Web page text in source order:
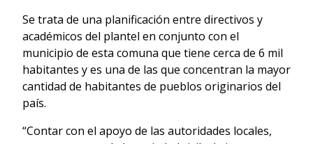
Se trata de una planificación entre directivos y
académicos del plantel en conjunto con el
municipio de esta comuna que tiene cerca de 6 mil
habitantes y es una de las que concentran la mayor
cantidad de habitantes de pueblos originarios del
país.
“Contar con el apoyo de las autoridades locales,